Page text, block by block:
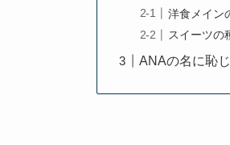
洋食メイン
スイーツの
ANAの名に恥